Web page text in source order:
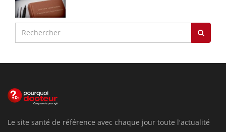
Le site santé de référence avec chaque jour toute l'actualité